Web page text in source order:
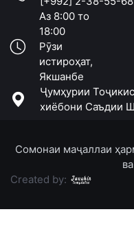
Аз 8:00 то
18:00
Рӯзи
истироҳат,
Якшанбе
Ҷумҳурии
хиёбони Саъдии
Сомонаи маҷаллаи
Created by: